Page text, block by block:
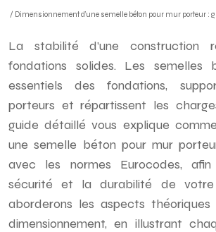
/ Dimensionnement d’une semelle béton pour mur porteur :
La stabilité d’une construction
fondations solides. Les semelles
essentiels des fondations,
porteurs et répartissent les
guide détaillé vous explique
une semelle béton pour mur
avec les normes Eurocodes,
sécurité et la durabilité de votre
aborderons les aspects
dimensionnement, en illustrant